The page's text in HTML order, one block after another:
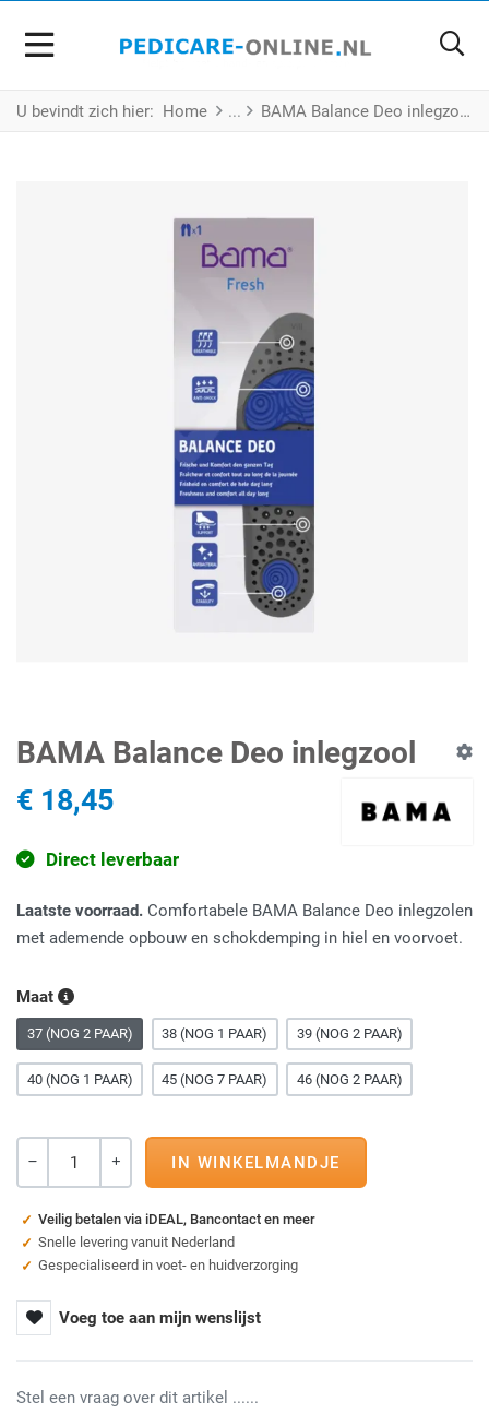
U bevindt zich hier: Home BAMA Balance Deo inlegzool
BAMA Balance Deo inlegzool
€ 18,45
Direct leverbaar
Laatste voorraad. Comfortabele BAMA Balance Deo inlegzolen
met ademende opbouw en schokdemping in hiel en voorvoet.
Maat
37 (NOG 2 PAAR) 38 (NOG 1 PAAR) 39 (NOG 2 PAAR)
40 (NOG 1 PAAR) 45 (NOG 7 PAAR) 46 (NOG 2 PAAR)
Veilig betalen via iDEAL, Bancontact en meer
Snelle levering vanuit Nederland
Gespecialiseerd in voet- en huidverzorging
Voeg toe aan mijn wenslijst
Stel een vraag over dit artikel ......